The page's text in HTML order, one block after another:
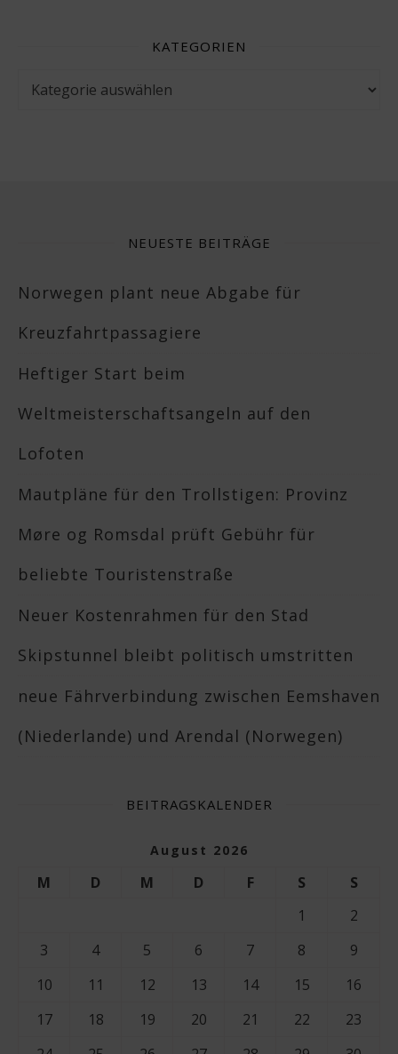
KATEGORIEN
NEUESTE BEITRÄGE
Norwegen plant neue Abgabe für
Kreuzfahrtpassagiere
Heftiger Start beim
Weltmeisterschaftsangeln auf den
Lofoten
Mautpläne für den Trollstigen: Provinz
Møre og Romsdal prüft Gebühr für
beliebte Touristenstraße
Neuer Kostenrahmen für den Stad
Skipstunnel bleibt politisch umstritten
neue Fährverbindung zwischen Eemshaven
(Niederlande) und Arendal (Norwegen)
BEITRAGSKALENDER
August 2026
M D M D F S
S
1
2
3
4 5 6 7 8
9
10
11 12 13 14 15
16
17
18 19 20 21 22
23